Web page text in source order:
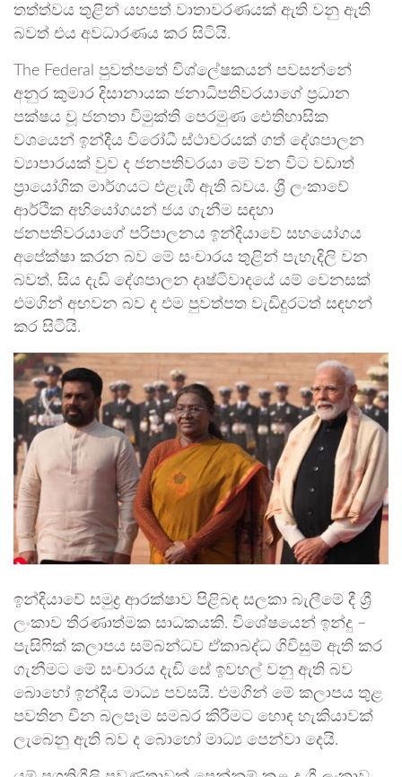
තත්ත්වය තුළින් යහපත් වාතාවරණයක් ඇති වනු ඇති
බවත් එය අවධාරණය කර සිටියි.
The Federal පුවත්පතේ විශ්ලේෂකයන් පවසන්නේ
අනුර කුමාර දිසානායක ජනාධිපතිවරයාගේ ප්‍රධාන
පක්ෂය වූ ජනතා විමුක්ති පෙරමුණ ඓතිහාසික
වශයෙන් ඉන්දීය විරෝධී ස්ථාවරයක් ගත් දේශපාලන
ව්‍යාපාරයක් වුව ද ජනපතිවරයා මේ වන විට වඩාත්
ප්‍රායෝගික මාර්ගයට එළැඹී ඇති බවය. ශ්‍රී ලංකාවේ
ආර්ථික අභියෝගයන් ජය ගැනීම සඳහා
ජනපතිවරයාගේ පරිපාලනය ඉන්දියාවේ සහයෝගය
අපේක්ෂා කරන බව මේ සංචාරය තුළින් පැහැදිලි වන
බවත්, සිය දැඩි දේශපාලන දෘෂ්ටිවාදයේ යම් වෙනසක්
එමගින් අඟවන බව ද එම පුවත්පත වැඩිදුරටත් සඳහන්
කර සිටියි.
ඉන්දියාවේ සමුද්‍ර ආරක්ෂාව පිළිබඳ සලකා බැලීමේ දී ශ්‍රී
ලංකාව තීරණාත්මක සාධකයකි. විශේෂයෙන් ඉන්දු –
පැසිෆික් කලාපය සම්බන්ධව ඒකාබද්ධ ගිවිසුම් ඇති කර
ගැනීමට මේ සංචාරය දැඩි සේ ඉවහල් වනු ඇති බව
බොහෝ ඉන්දීය මාධ්‍ය පවසයි. එමගින් මේ කලාපය තුළ
පවතින චීන බලපෑම සමබර කිරීමට හොඳ හැකියාවක්
ලැබෙනු ඇති බව ද බොහෝ මාධ්‍ය පෙන්වා දෙයි.